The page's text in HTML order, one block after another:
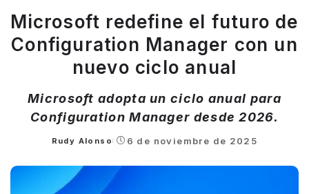
Microsoft redefine el futuro de
Configuration Manager con un
nuevo ciclo anual
Microsoft adopta un ciclo anual para
Configuration Manager desde 2026.
Posted
Rudy Alonso 6 de noviembre de 2025